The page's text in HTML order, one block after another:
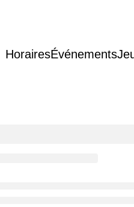
HorairesÉvénements